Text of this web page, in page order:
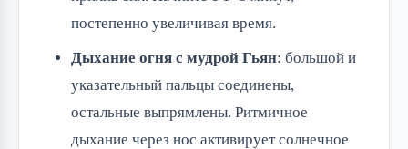
постепенно увеличивая время.
Дыхание огня с мудрой Гьян: большой и
указательный пальцы соединены,
остальные выпрямлены. Ритмичное
дыхание через нос активирует солнечное